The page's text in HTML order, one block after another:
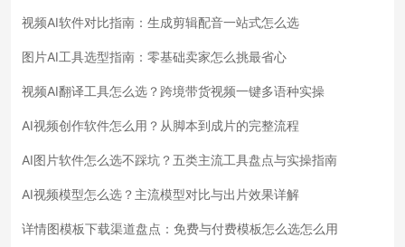
视频AI软件对比指南：生成剪辑配音一站式怎么选
图片AI工具选型指南：零基础卖家怎么挑最省心
视频AI翻译工具怎么选？跨境带货视频一键多语种实操
AI视频创作软件怎么用？从脚本到成片的完整流程
AI图片软件怎么选不踩坑？五类主流工具盘点与实操指南
AI视频模型怎么选？主流模型对比与出片效果详解
详情图模板下载渠道盘点：免费与付费模板怎么选怎么用